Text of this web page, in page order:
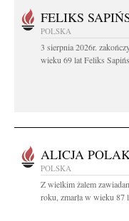
FELIKS
POLSKA
3 sierpnia 2026r.
wieku 69 lat Feliks
ALICJA
POLSKA
Z wielkim żalem
roku, zmarła w wieku 87